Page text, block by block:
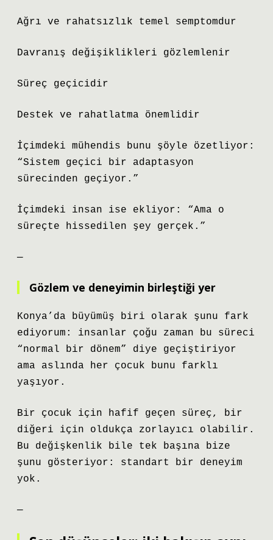
Ağrı ve rahatsızlık temel semptomdur
Davranış değişiklikleri gözlemlenir
Süreç geçicidir
Destek ve rahatlatma önemlidir
İçimdeki mühendis bunu şöyle özetliyor:
“Sistem geçici bir adaptasyon
sürecinden geçiyor.”
İçimdeki insan ise ekliyor: “Ama o
süreçte hissedilen şey gerçek.”
—
Gözlem ve deneyimin birleştiği yer
Konya’da büyümüş biri olarak şunu fark
ediyorum: insanlar çoğu zaman bu süreci
“normal bir dönem” diye geçiştiriyor
ama aslında her çocuk bunu farklı
yaşıyor.
Bir çocuk için hafif geçen süreç, bir
diğeri için oldukça zorlayıcı olabilir.
Bu değişkenlik bile tek başına bize
şunu gösteriyor: standart bir deneyim
yok.
—